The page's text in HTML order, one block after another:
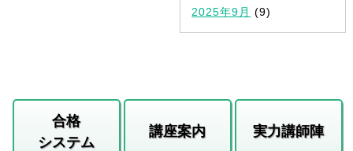
2025年9月 (9)
合格
システム
講座案内 実力講師陣